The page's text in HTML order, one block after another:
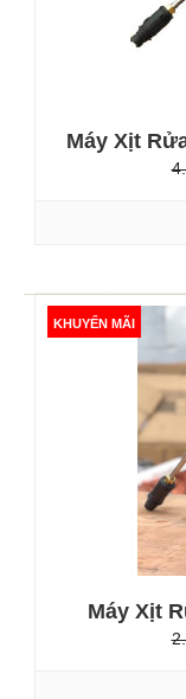
Máy
Công nghệ kỹ
nhiều hơn vào
ứng dụng các
hơn. Đặc biệt
đến đây thì
xới đất. Là một
Máy Xịt
KHUYẾN MÃI
Máy Xịt